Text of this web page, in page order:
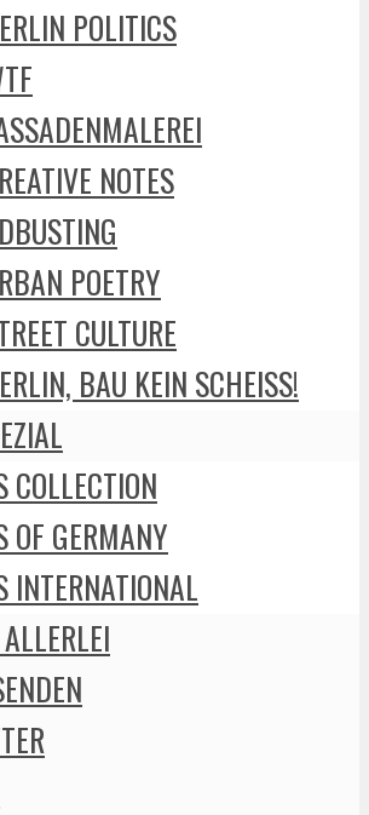
POLITICS
NOTES
POETRY
CULTURE
BAU KEIN SCHEISS!
COLLECTION
OF GERMANY
INTERNATIONAL